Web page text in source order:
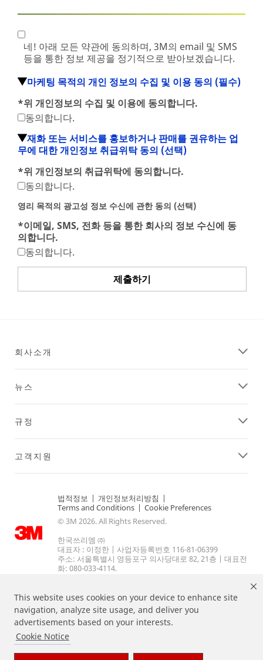
This website uses cookies on your device to enhance site
navigation, analyze site usage, and deliver you
advertisements based on your interests.
Cookie Notice
네! 아래 모든 약관에 동의하며, 3M의 email 및 SMS
등을 통한 정보 제공을 정기적으로 받아보겠습니다.
마케팅 목적의 개인 정보의 수집 및 이용 동의 (필수)
*위 개인정보의 수집 및 이용에 동의합니다.
동의합니다.
재화 또는 서비스를 홍보하거나 판매를 권유하는 업
무에 대한 개인정보 취급위탁 동의 (선택)
*위 개인정보의 취급위탁에 동의합니다.
동의합니다.
영리 목적의 광고성 정보 수신에 관한 동의 (선택)
*이메일, SMS, 전화 등을 통한 회사의 정보 수신에 동
의합니다.
동의합니다.
제출하기
회사소개
뉴스
규정
고객지원
법적정보 | 개인정보처리방침 |
Terms and Conditions | Cookie Preferences
© 3M 2026. All Rights Reserved.
한국쓰리엠 ㈜
대표자 : 이정한 | 사업자등록번호 116-81-06399
주소: 서울특별시 영등포구 의사당대로 82, 21층 | 대표전
화: 080-033-4114.